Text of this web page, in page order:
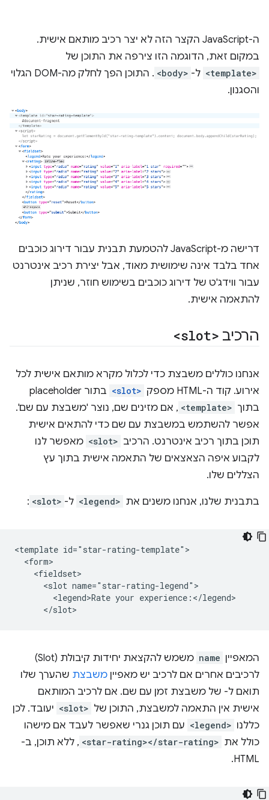
ה-JavaScript הקצר הזה לא יצר רכיב מותאם אישית.
במקום זאת, הדוגמה הזו צירפה את התוכן של
<template> ל- <body>
. התוכן הפך לחלק מה-DOM הגלוי
והסגנון.
דרישה מ-JavaScript להטמעת תבנית עבור דירוג כוכבים
אחד בלבד אינה שימושית מאוד, אבל יצירת רכיב אינטרנט
עבור ווידג'ט של דירוג כוכבים בשימוש חוזר, שניתן
להתאמה אישית.
הרכיב <slot>
אנחנו כוללים משבצת כדי לכלול מקרא מותאם אישית לכל
אירוע. קוד ה-HTML מספק
<slot>
בתור placeholder
בתוך <template> , אם מזינים שם, נוצר 'משבצת עם שם'.
אפשר להשתמש במשבצת עם שם כדי להתאים אישית
תוכן בתוך רכיב אינטרנט. הרכיב <slot> מאפשר לנו
לקבוע איפה הצאצאים של התאמה אישית בתוך עץ
הצללים שלו.
בתבנית שלנו, אנחנו משנים את <legend> ל- <slot>
:
<template id="star-rating-template">
  <form>
    <fieldset>
      <slot name="star-rating-legend">
        <legend>Rate your experience:</legend>
המאפיין name
משמש להקצאת יחידות קיבולת (Slot)
לרכיבים אחרים אם לרכיב יש מאפיין משבצת שהערך שלו
תואם ל- של משבצת זמן עם שם. אם לרכיב המותאם
אישית אין התאמה למשבצת, התוכן של <slot> יעובד. לכן
כללנו <legend> עם תוכן גנרי שאפשר לעבד אם מישהו
כולל את <star-rating></star-rating> , ללא תוכן, ב-
HTML.